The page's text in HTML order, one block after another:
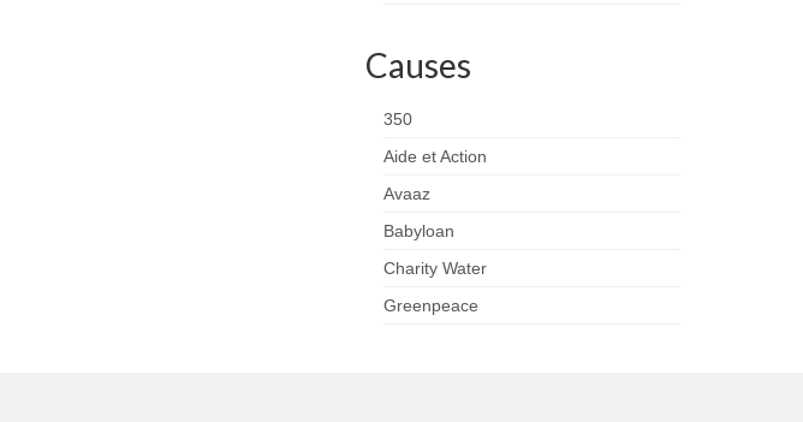
Causes
350
Aide et Action
Avaaz
Babyloan
Charity Water
Greenpeace